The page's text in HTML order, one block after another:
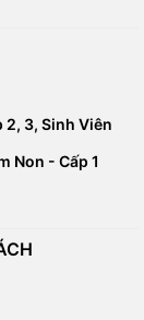
2, 3, Sinh Viên
Non - Cấp 1